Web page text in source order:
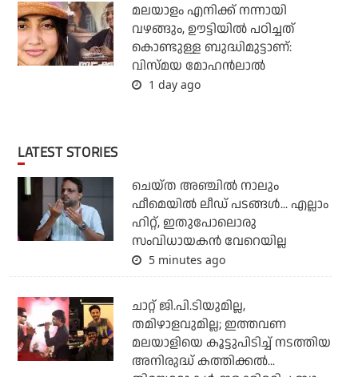
മലയാളം എനിക്ക് നന്നായി
വഴങ്ങും, ഊട്ടിയില്‍ പഠിച്ചത്
കൊണ്ടുള്ള ബുദ്ധിമുട്ടാണ്:
വിസ്മയ മോഹന്‍ലാല്‍
1 day ago
LATEST STORIES
ചെയ്ത അഞ്ചില്‍ നാലും
ഫീമെയില്‍ ലീഡ് പടങ്ങള്‍... എല്ലാം
ഹിറ്റ്, ഇതുപോലൊരു
സംവിധായകന്‍ വേറെയില്ല
5 minutes ago
ചാറ്റ് ജി.പി.ടിയുമില്ല,
തമിഴാളവുമില്ല; ഇത്തവണ
മലയാളിയെ കൂട്ടുപിടിച്ച് നടത്തിയ
അനിരുദ്ധ് കത്തിക്കല്‍...